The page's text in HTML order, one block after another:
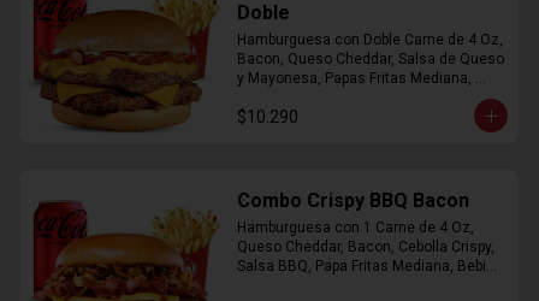
Doble
Hamburguesa con Doble Carne de 4 Oz,
Bacon, Queso Cheddar, Salsa de Queso
y Mayonesa, Papas Fritas Mediana,
$10.290
Combo Crispy BBQ Bacon
Hamburguesa con 1 Carne de 4 Oz,
Queso Cheddar, Bacon, Cebolla Crispy,
Salsa BBQ, Papa Fritas Mediana, Bebida